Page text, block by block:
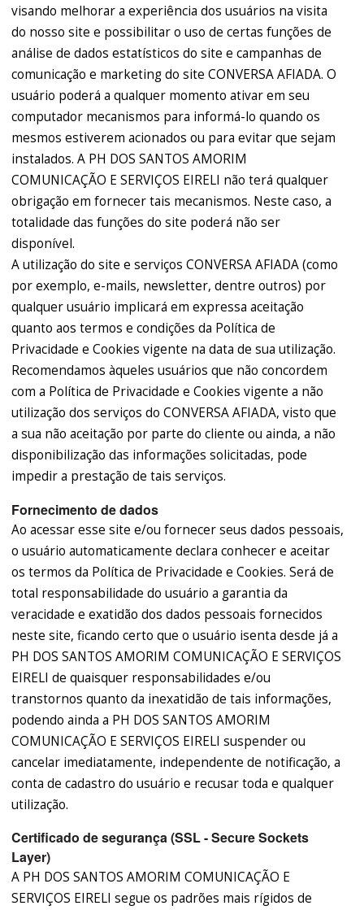
visando melhorar a experiência dos usuários na visita
do nosso site e possibilitar o uso de certas funções de
análise de dados estatísticos do site e campanhas de
comunicação e marketing do site CONVERSA AFIADA. O
usuário poderá a qualquer momento ativar em seu
computador mecanismos para informá-lo quando os
mesmos estiverem acionados ou para evitar que sejam
instalados. A PH DOS SANTOS AMORIM
COMUNICAÇÃO E SERVIÇOS EIRELI não terá qualquer
obrigação em fornecer tais mecanismos. Neste caso, a
totalidade das funções do site poderá não ser
disponível.
A utilização do site e serviços CONVERSA AFIADA (como
por exemplo, e-mails, newsletter, dentre outros) por
qualquer usuário implicará em expressa aceitação
quanto aos termos e condições da Política de
Privacidade e Cookies vigente na data de sua utilização.
Recomendamos àqueles usuários que não concordem
com a Política de Privacidade e Cookies vigente a não
utilização dos serviços do CONVERSA AFIADA, visto que
a sua não aceitação por parte do cliente ou ainda, a não
disponibilização das informações solicitadas, pode
impedir a prestação de tais serviços.
Fornecimento de dados
Ao acessar esse site e/ou fornecer seus dados pessoais,
o usuário automaticamente declara conhecer e aceitar
os termos da Política de Privacidade e Cookies. Será de
total responsabilidade do usuário a garantia da
veracidade e exatidão dos dados pessoais fornecidos
neste site, ficando certo que o usuário isenta desde já a
PH DOS SANTOS AMORIM COMUNICAÇÃO E SERVIÇOS
EIRELI de quaisquer responsabilidades e/ou
transtornos quanto da inexatidão de tais informações,
podendo ainda a PH DOS SANTOS AMORIM
COMUNICAÇÃO E SERVIÇOS EIRELI suspender ou
cancelar imediatamente, independente de notificação, a
conta de cadastro do usuário e recusar toda e qualquer
utilização.
Certificado de segurança (SSL - Secure Sockets
Layer)
A PH DOS SANTOS AMORIM COMUNICAÇÃO E
SERVIÇOS EIRELI segue os padrões mais rígidos de